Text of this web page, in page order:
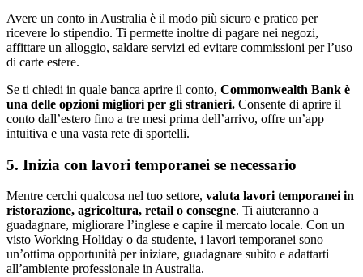
Avere un conto in Australia è il modo più sicuro e pratico per
ricevere lo stipendio. Ti permette inoltre di pagare nei negozi,
affittare un alloggio, saldare servizi ed evitare commissioni per l’uso
di carte estere.
Se ti chiedi in quale banca aprire il conto, Commonwealth Bank è
una delle opzioni migliori per gli stranieri. Consente di aprire il
conto dall’estero fino a tre mesi prima dell’arrivo, offre un’app
intuitiva e una vasta rete di sportelli.
5. Inizia con lavori temporanei se necessario
Mentre cerchi qualcosa nel tuo settore, valuta lavori temporanei in
ristorazione, agricoltura, retail o consegne. Ti aiuteranno a
guadagnare, migliorare l’inglese e capire il mercato locale. Con un
visto Working Holiday o da studente, i lavori temporanei sono
un’ottima opportunità per iniziare, guadagnare subito e adattarti
all’ambiente professionale in Australia.